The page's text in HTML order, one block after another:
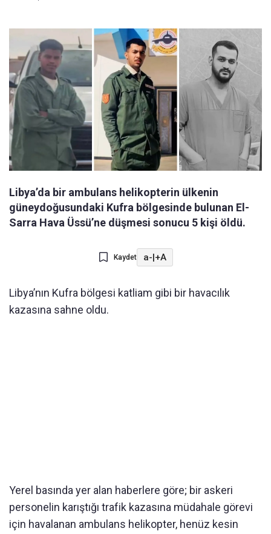
Libya’da bir ambulans helikopterin ülkenin
güneydoğusundaki Kufra bölgesinde bulunan El-
Sarra Hava Üssü’ne düşmesi sonucu 5 kişi öldü.
Kaydet a-|+A
Libya’nın Kufra bölgesi katliam gibi bir havacılık
kazasına sahne oldu.
Yerel basında yer alan haberlere göre; bir askeri
personelin karıştığı trafik kazasına müdahale görevi
için havalanan ambulans helikopter, henüz kesin